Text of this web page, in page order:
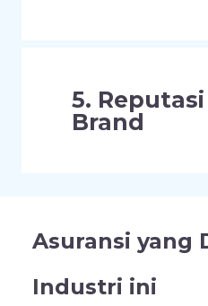
5.
Brand
Asuransi yang
Industri ini